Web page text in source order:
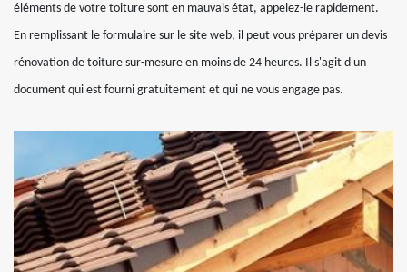
éléments de votre toiture sont en mauvais état, appelez-le rapidement.
En remplissant le formulaire sur le site web, il peut vous préparer un devis
rénovation de toiture sur-mesure en moins de 24 heures. Il s'agit d'un
document qui est fourni gratuitement et qui ne vous engage pas.